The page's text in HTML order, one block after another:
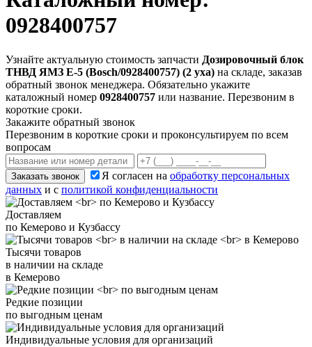
0928400757
Узнайте актуальную стоимость запчасти Дозировочный блок
ТНВД ЯМЗ Е-5 (Bosch/0928400757) (2 уха) на складе, заказав
обратный звонок менеджера. Обязательно укажите
каталожный номер 0928400757 или название. Перезвоним в
короткие сроки.
Закажите обратный звонок
Перезвоним в короткие сроки и проконсультируем по всем
вопросам
Заказать звонок Я согласен на обработку персональных
данных и с политикой конфиденциальности
Доставляем
по Кемерово и Кузбассу
Тысячи товаров
в наличии на складе
в Кемерово
Редкие позиции
по выгодным ценам
Индивидуальные условия для организаций